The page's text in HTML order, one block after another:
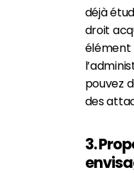
déjà
droit
élément
pouvez
des
3.